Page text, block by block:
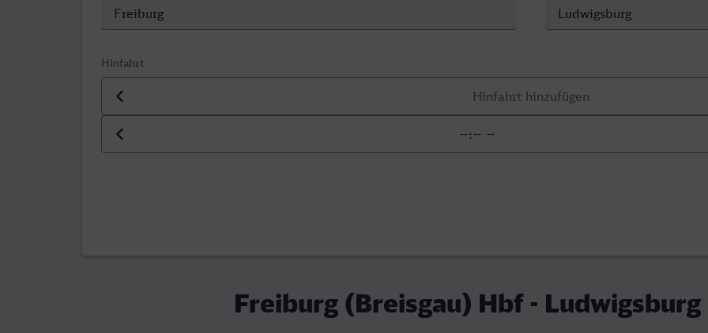
Hinfahrt
Datum der Hinfahrt
Uhrzeit der Hinfahrt
Freiburg (Breisgau) Hbf - Ludwigsburg